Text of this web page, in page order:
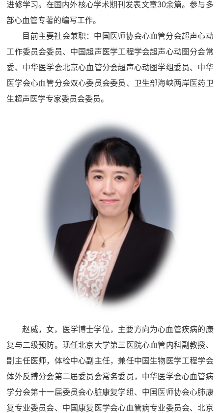
进修学习。在国内外核心学术期刊发表文章30余篇。参与多
部心血管专著的编写工作。
目前主要社会兼职：中国医师协会心血管分会超声心动
工作委员会委员、中国超声医学工程学会超声心动图分会常
委、中华医学会北京心血管分会超声心动图学组委员、中华
医学会心血管分会双心委员会委员、卫生部海峡两岸医药卫
生超声医学专家委员会委员。
赵威，女，医学博士学位，主要方向为心血管疾病的康
复与二级预防。现任北京大学第三医院心血管内科副教授、
副主任医师，体检中心副主任，兼任中国生物医学工程学会
体外反搏分会第二届委员会常务委员，中华医学会心血管病
学分会第十一届委员会心脏康复学组、中国医师协会心肺康
复专业委员会、中国康复医学会心血管病专业委员会、北京